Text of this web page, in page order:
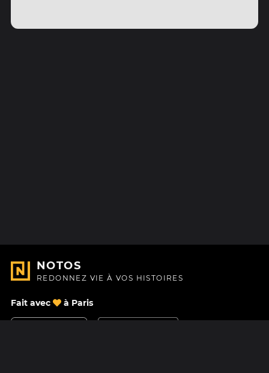
NOTOS
REDONNEZ VIE À VOS HISTOIRES
Fait avec à Paris